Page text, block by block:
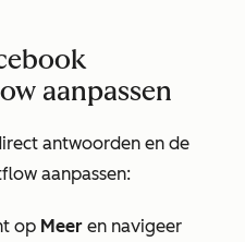
aanpassen
antwoorden en de
aanpassen:
op Meer en navigeer